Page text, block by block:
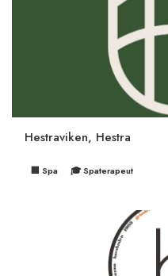
Hestraviken, Hestra
🏢 Spa 🎓 Spaterapeut